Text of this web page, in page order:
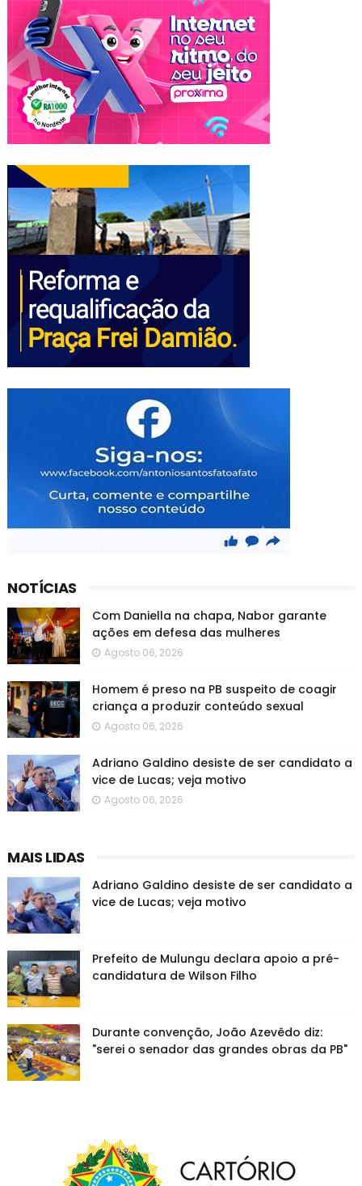
NOTÍCIAS
Com Daniella na chapa, Nabor garante
ações em defesa das mulheres
Agosto 06, 2026
Homem é preso na PB suspeito de coagir
criança a produzir conteúdo sexual
Agosto 06, 2026
Adriano Galdino desiste de ser candidato a
vice de Lucas; veja motivo
Agosto 06, 2026
MAIS LIDAS
Adriano Galdino desiste de ser candidato a
vice de Lucas; veja motivo
Prefeito de Mulungu declara apoio a pré-
candidatura de Wilson Filho
Durante convenção, João Azevêdo diz:
"serei o senador das grandes obras da PB"